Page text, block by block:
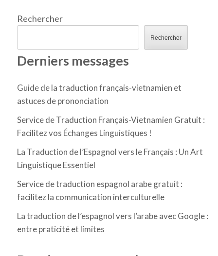
Rechercher
Rechercher
Derniers messages
Guide de la traduction français-vietnamien et
astuces de prononciation
Service de Traduction Français-Vietnamien Gratuit :
Facilitez vos Échanges Linguistiques !
La Traduction de l’Espagnol vers le Français : Un Art
Linguistique Essentiel
Service de traduction espagnol arabe gratuit :
facilitez la communication interculturelle
La traduction de l’espagnol vers l’arabe avec Google :
entre praticité et limites